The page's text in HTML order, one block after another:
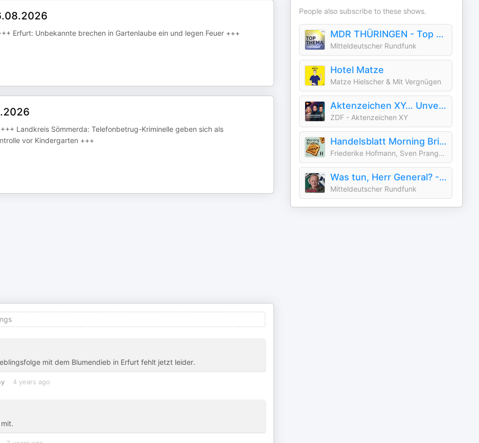
Erfurt: Unbekannte brechen in Gartenlaube ein und legen Feuer +++
Landkreis Sömmerda: Telefonbetrug-Kriminelle geben sich als
vor Kindergarten +++
People also subscribe to these shows.
MDR THÜRINGEN - Top Thema Thüringen
Mitteldeutscher Rundfunk
Hotel Matze
Matze Hielscher & Mit Vergnügen
Aktenzeichen XY… Unvergessene Verbrechen
ZDF - Aktenzeichen XY
Handelsblatt Morning Briefing - News aus Wirtschaft, Politik und Finanzen
Friederike Hofmann, Sven Prange und die Handelsblatt Redaktion, Handelsblatt
Was tun, Herr General? - Der Podcast zum Ukraine-Krieg
Mitteldeutscher Rundfunk
mit dem Blumendieb in Erfurt fehlt jetzt leider.
4 years ago